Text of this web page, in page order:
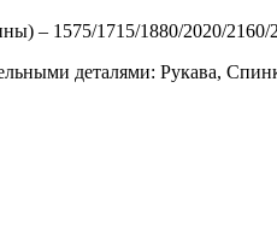
– 1575/1715/1880/2020/2160/
деталями: Рукава,